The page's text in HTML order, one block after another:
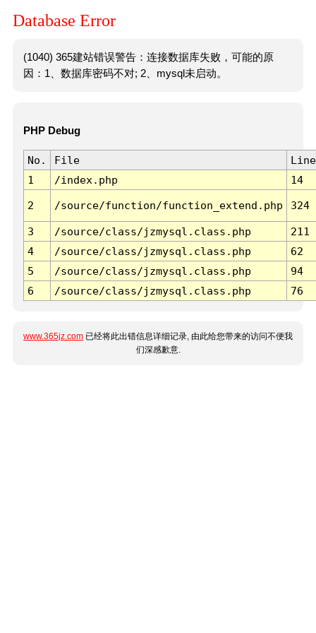
Database Error
(1040) 365建站错误警告：连接数据库失败，可能的原
因：1、数据库密码不对; 2、mysql未启动。
PHP Debug
No. File
Line
1
/index.php 14
2 /source/function/function_extend.php 324
3 /source/class/jzmysql.class.php
211
4
/source/class/jzmysql.class.php
62
5
/source/class/jzmysql.class.php
94
6
/source/class/jzmysql.class.php 76
www.365jz.com 已经将此出错信息详细记录, 由此给您带来的访问不便我
们深感歉意.